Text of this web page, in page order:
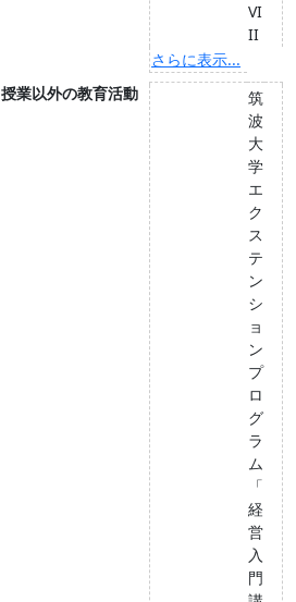
VI
II
さらに表示...
授業以外の教育活動
筑
波
大
学
エ
ク
ス
テ
ン
シ
ョ
ン
プ
ロ
グ
ラ
ム
「
経
営
入
門